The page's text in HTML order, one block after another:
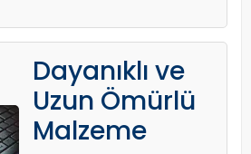
Dayanıklı ve
Uzun Ömürlü
Malzeme